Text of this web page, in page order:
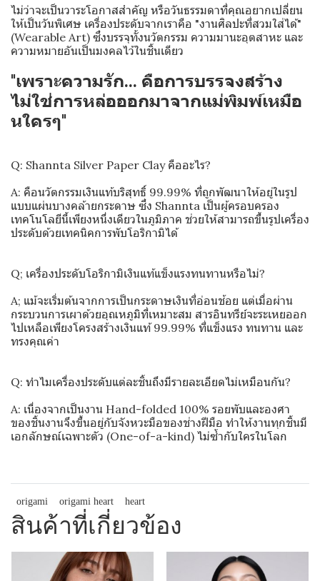
ไม่ว่าจะเป็นวาระโอกาสสำคัญ หรือวันธรรมดาที่คุณอยากเปลี่ยน
ให้เป็นวันพิเศษ เครื่องประดับจากเราคือ "งานศิลปะที่สวมใส่ได้"
(Wearable Art) ซึ่งบรรจุทั้งนวัตกรรม ความมานะอุตสาหะ และ
ความหมายอันเป็นมงคลไว้ในชิ้นเดียว
"เพราะความรัก... คือการบรรจงสร้าง
ไม่ใช่การหล่อออกมาจากแม่พิมพ์เหมือ
นใครๆ"
Q: Shannta Silver Paper Clay คืออะไร?
A: คือนวัตกรรมเงินแท้บริสุทธิ์ 99.99% ที่ถูกพัฒนาให้อยู่ในรูป
แบบแผ่นบางคล้ายกระดาษ ซึ่ง Shannta เป็นผู้ครอบครอง
เทคโนโลยีนี้เพียงหนึ่งเดียวในภูมิภาค ช่วยให้สามารถขึ้นรูปเครื่อง
ประดับด้วยเทคนิคการพับโอริกามิได้
Q; เครื่องประดับโอริกามิเงินแท้แข็งแรงทนทานหรือไม่?
A; แม้จะเริ่มต้นจากการเป็นกระดาษเงินที่อ่อนช้อย แต่เมื่อผ่าน
กระบวนการเผาด้วยอุณหภูมิที่เหมาะสม สารอินทรีย์จะระเหยออก
ไปเหลือเพียงโครงสร้างเงินแท้ 99.99% ที่แข็งแรง ทนทาน และ
ทรงคุณค่า
Q: ทำไมเครื่องประดับแต่ละชิ้นถึงมีรายละเอียดไม่เหมือนกัน?
A: เนื่องจากเป็นงาน Hand-folded 100% รอยพับและองศา
ของชิ้นงานจึงขึ้นอยู่กับจังหวะมือของช่างฝีมือ ทำให้งานทุกชิ้นมี
เอกลักษณ์เฉพาะตัว (One-of-a-kind) ไม่ซ้ำกับใครในโลก
origami origami heart heart
สินค้าที่เกี่ยวข้อง